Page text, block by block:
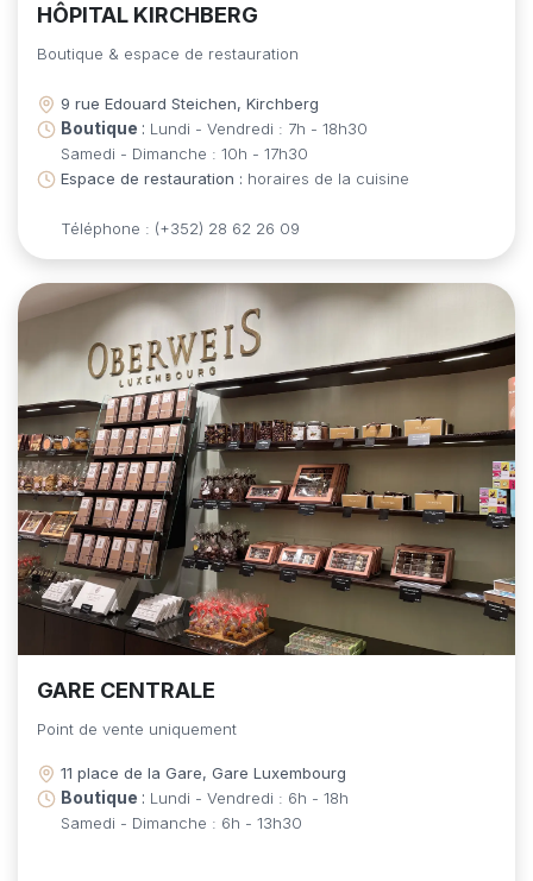
HÔPITAL KIRCHBERG
Boutique & espace de restauration
9 rue Edouard Steichen, Kirchberg
Boutique : Lundi - Vendredi : 7h - 18h30
Samedi - Dimanche : 10h - 17h30
Espace de restauration : horaires de la cuisine
Téléphone : (+352) 28 62 26 09
GARE CENTRALE
Point de vente uniquement
11 place de la Gare, Gare Luxembourg
Boutique : Lundi - Vendredi : 6h - 18h
Samedi - Dimanche : 6h - 13h30